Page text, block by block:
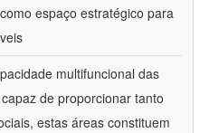
espaço estratégico para
multifuncional das
de proporcionar tanto
estas áreas constituem